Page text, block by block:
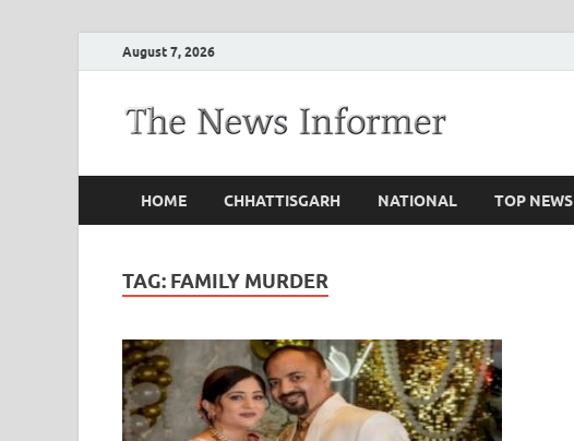
August 7, 2026
HOME CHHATTISGARH NATIONAL TOP NEWS
TAG: FAMILY MURDER